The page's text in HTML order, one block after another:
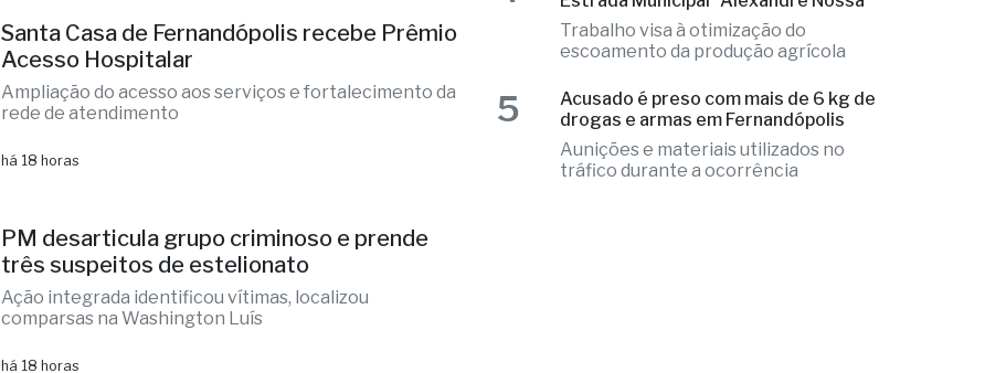
Santa Casa de Fernandópolis recebe Prêmio
Acesso Hospitalar
rede de atendimento
PM desarticula grupo criminoso e prende
três suspeitos de estelionato
Ação integrada identificou vítimas, localizou
comparsas na Washington Luís
Trabalho visa à otimização do
escoamento da produção agrícola
Acusado é preso com mais de 6 kg de
drogas e armas em Fernandópolis
tráfico durante a ocorrência
5